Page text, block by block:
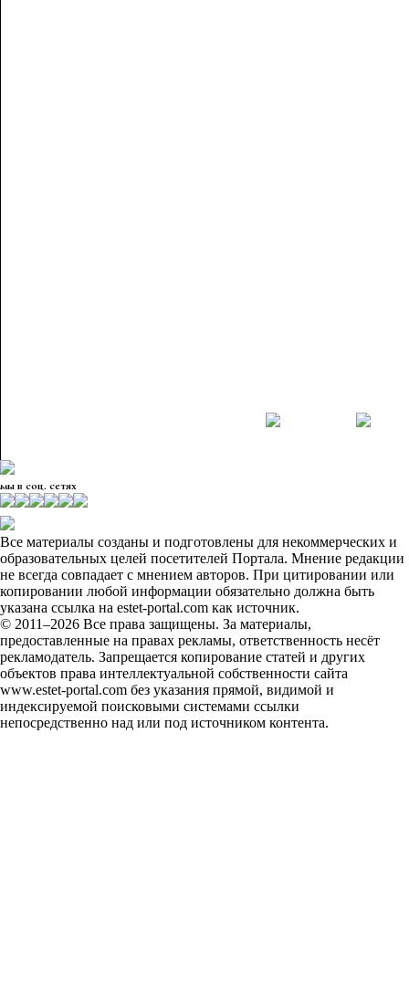
мы в соц. сетях
Все материалы созданы и подготовлены для некоммерческих и
образовательных целей посетителей Портала. Мнение редакции
не всегда совпадает с мнением авторов. При цитировании или
копировании любой информации обязательно должна быть
указана ссылка на estet-portal.com как источник.
© 2011–2026 Все права защищены. За материалы,
предоставленные на правах рекламы, ответственность несёт
рекламодатель. Запрещается копирование статей и других
объектов права интеллектуальной собственности сайта
www.estet-portal.com без указания прямой, видимой и
индексируемой поисковыми системами ссылки
непосредственно над или под источником контента.